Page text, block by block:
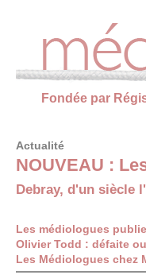
Fondée par
Actualité
NOUVEAU :
Debray, d'un siècle
Les médiologues
Olivier Todd : défaite
Les Médiologues chez